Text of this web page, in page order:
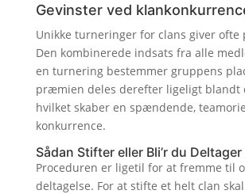
Gevinster ved
Unikke turneringer for clans giver
Den kombinerede indsats fra alle
en turnering bestemmer gruppens
præmien deles derefter ligeligt blandt
hvilket skaber en spændende,
konkurrence.
Sådan Stifter eller Bli’r du
Proceduren er ligetil for at fremme til
deltagelse. For at stifte et helt clan